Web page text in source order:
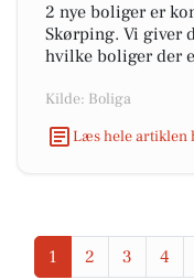
2 nye boliger er
Skørping. Vi giver
hvilke boliger der
Kilde: Boliga
Læs hele artiklen
1 2 3 4